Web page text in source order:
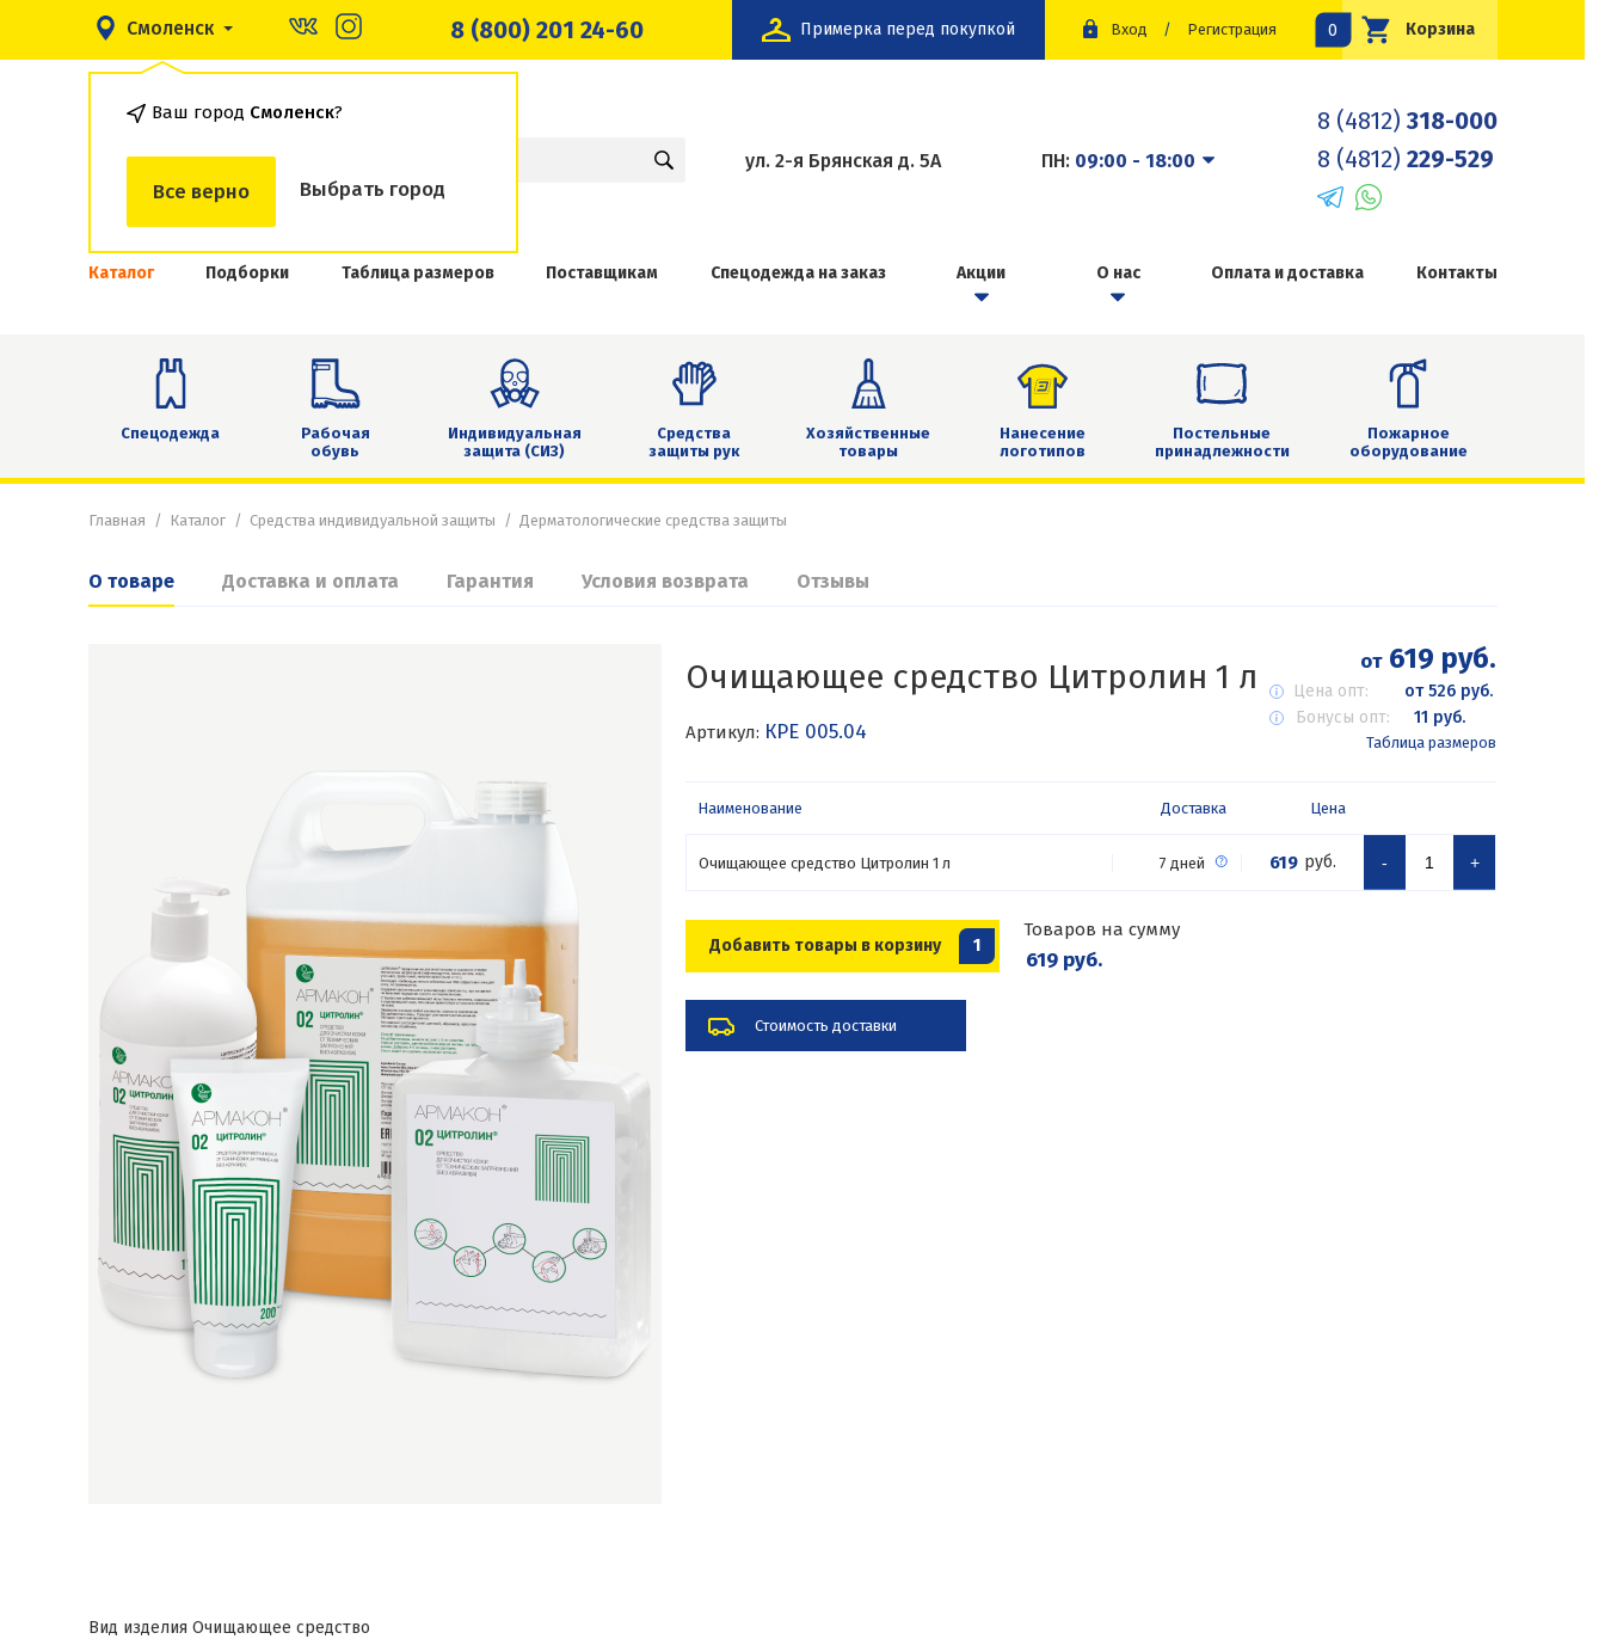
Смоленск
Ваш город Смоленск?
Все верно Выбрать город
8 (800) 201 24-60 Примерка перед покупкой Вход / Регистрация Корзина
0
ул. 2-я Брянская д. 5А ПН: 09:00 - 18:00
8 (4812) 318-000
8 (4812) 229-529
Каталог Подборки Таблица размеров Поставщикам Спецодежда на заказ Акции О нас Оплата и доставка Контакты
Спецодежда
Рабочая
обувь
Индивидуальная
защита (СИЗ)
Средства
защиты рук
Хозяйственные
товары
Нанесение
логотипов
Постельные
принадлежности
Пожарное
оборудование
Главная Каталог Средства индивидуальной защиты Дерматологические средства защиты
О товаре Доставка и оплата Гарантия Условия возврата Отзывы
Очищающее средство Цитролин 1 л
Артикул: КРЕ 005.04
от619 руб.
Цена опт:
от 526 руб.
Бонусы опт:
11 руб.
Таблица размеров
Наименование Доставка Цена
Очищающее средство Цитролин 1 л 7 дней 619 руб. - +
Добавить товары в корзину 1
Товаров на сумму
619 руб.
Стоимость доставки
Вид изделия Очищающее средство